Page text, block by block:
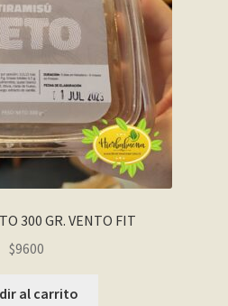
300 GR. VENTO FIT
$9600
al carrito